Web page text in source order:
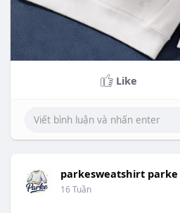
Like
parkesweatshirt parke
16 Tuần